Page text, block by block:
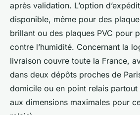
après validation. L’option
disponible, même pour des
brillant ou des plaques PVC pour
contre l’humidité. Concernant la
livraison couvre toute la France,
dans deux dépôts proches de
domicile ou en point relais partout
aux dimensions maximales pour